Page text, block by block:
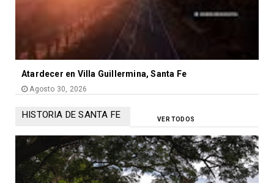
Atardecer en Villa Guillermina, Santa Fe
Agosto 30, 2026
HISTORIA DE SANTA FE VER TODOS